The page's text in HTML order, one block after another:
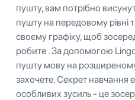
пушту, вам потрібно
пушту на передовому рівні
своєму графіку, щоб
робите . За допомогою
пушту мову на розширеному
захочете. Секрет навчання
особливих зусиль - це